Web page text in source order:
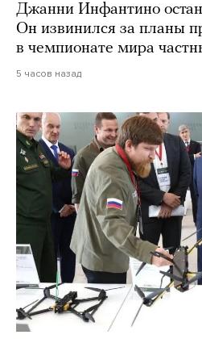
Джанни Инфантино
Он извинился за планы
в чемпионате мира
5 часов назад